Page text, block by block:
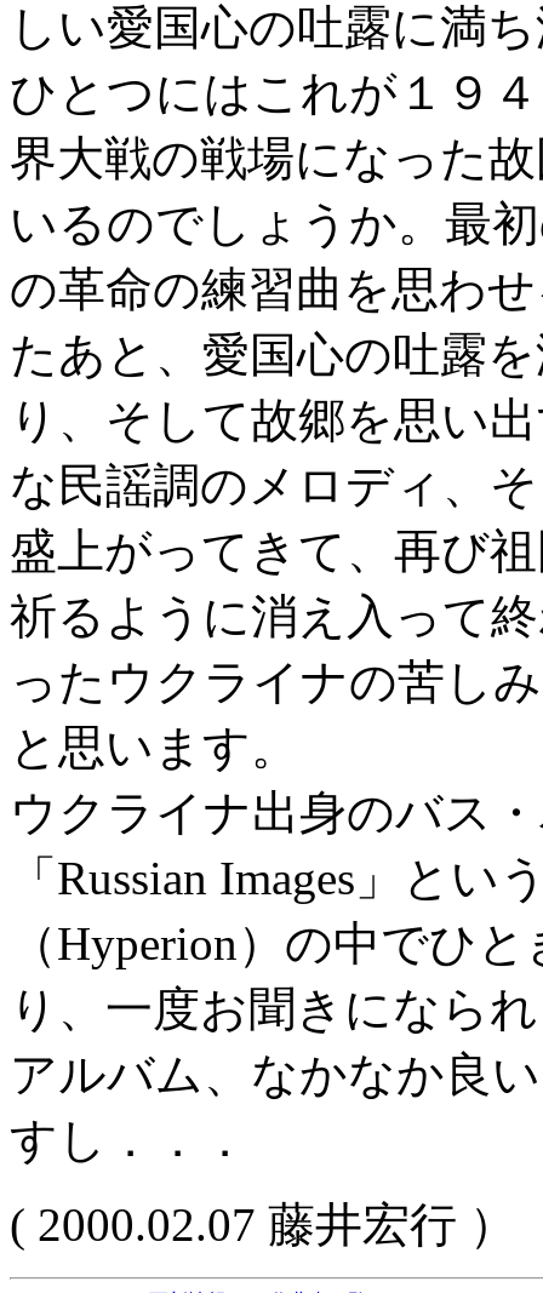
しい愛国心の吐露に満
ひとつにはこれが１９
界大戦の戦場になった
いるのでしょうか。最
の革命の練習曲を思わ
たあと、愛国心の吐露
り、そして故郷を思い
な民謡調のメロディ、
盛上がってきて、再び
祈るように消え入って
ったウクライナの苦し
と思います。
ウクライナ出身のバス
「Russian Images」と
（Hyperion）の中でひ
り、一度お聞きになら
アルバム、なかなか良
すし．．．
( 2000.02.07 藤井宏行 ）